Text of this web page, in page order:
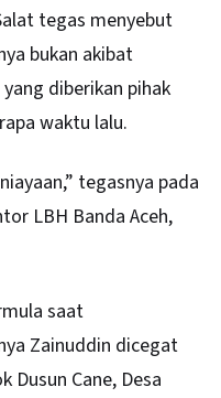
tegas menyebut
bukan akibat
diberikan pihak
waktu lalu.
tegasnya pada
LBH Banda Aceh,
saat
Zainuddin dicegat
Dusun Cane, Desa